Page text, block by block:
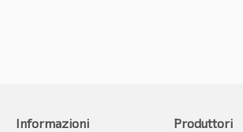
Informazioni
Produttori